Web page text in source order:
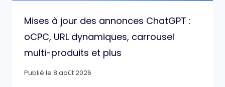
Mises à jour des annonces ChatGPT :
oCPC, URL dynamiques, carrousel
multi-produits et plus
Publié le 8 août 2026